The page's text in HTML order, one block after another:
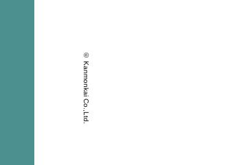
© Kanmonkai Co.,Ltd.